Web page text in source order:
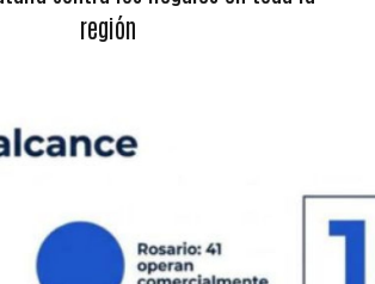
región